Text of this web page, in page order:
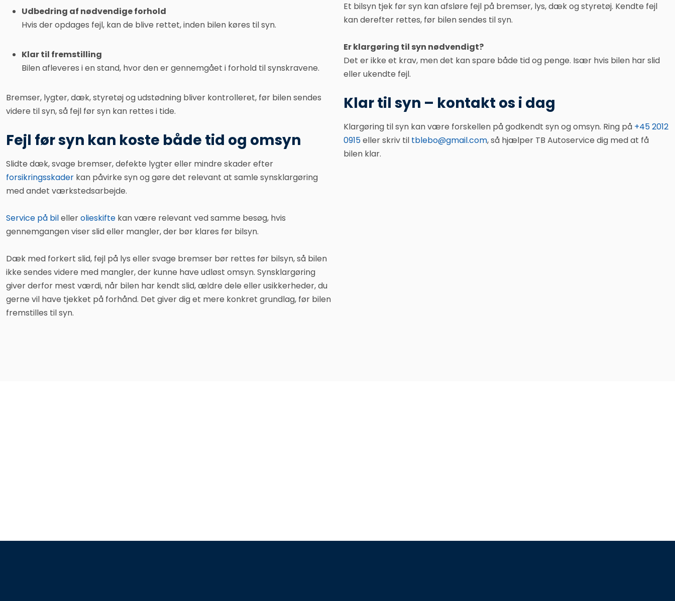
Udbedring af nødvendige forhold
Hvis der opdages fejl, kan de blive rettet, inden bilen køres til syn.
Klar til fremstilling
Bilen afleveres i en stand, hvor den er gennemgået i forhold til synskravene.
​Bremser, lygter, dæk, styretøj og udstødning bliver kontrolleret, før bilen sendes
videre til syn, så fejl før syn kan rettes i tide.
Fejl før syn kan koste både tid og omsyn
Slidte dæk, svage bremser, defekte lygter eller mindre skader efter
forsikringsskader kan påvirke syn og gøre det relevant at samle synsklargøring
med andet værkstedsarbejde.
Service på bilellerolieskifte kan være relevant ved samme besøg, hvis
gennemgangen viser slid eller mangler, der bør klares før bilsyn.
Dæk med forkert slid, fejl på lys eller svage bremser bør rettes før bilsyn, så bilen
ikke sendes videre med mangler, der kunne have udløst omsyn. Synsklargøring
giver derfor mest værdi, når bilen har kendt slid, ældre dele eller usikkerheder, du
gerne vil have tjekket på forhånd. Det giver dig et mere konkret grundlag, før bilen
fremstilles til syn.
Et bilsyn tjek før syn kan afsløre fejl på bremser, lys, dæk og styretøj. Kendte fejl
kan derefter rettes, før bilen sendes til syn.
Er klargøring til syn nødvendigt?
Det er ikke et krav, men det kan spare både tid og penge. Især hvis bilen har slid
eller ukendte fejl.
Klar til syn – kontakt os i dag
Klargøring til syn kan være forskellen på godkendt syn og omsyn. Ring på +45 2012
0915eller skriv til tblebo@gmail.com, så hjælper TB Autoservice dig med at få
bilen klar.